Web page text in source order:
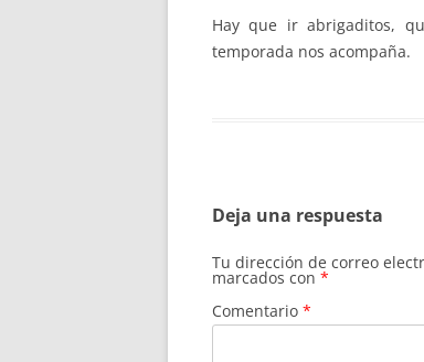
Hay que ir abrigaditos,
temporada nos acompaña.
Deja una respuesta
Tu dirección de correo
marcados con *
Comentario *